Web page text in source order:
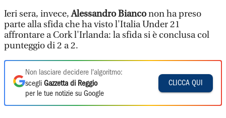
Ieri sera, invece,Alessandro Bianconon ha preso
parte alla sfida che ha visto l'Italia Under 21
affrontare a Cork l'Irlanda: la sfida si è conclusa col
punteggio di 2 a 2.
Non lasciare decidere l'algoritmo:
scegli Gazzetta di Reggio
per le tue notizie su Google
CLICCA QUI